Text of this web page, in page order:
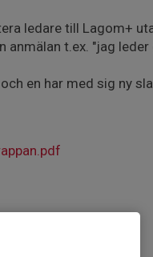
ledare till Lagom+
anmälan t.ex. "jag leder
en har med sig ny